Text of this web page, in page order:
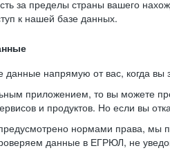
за пределы страны вашего
к нашей базе данных.
напрямую от вас, когда
приложением, то вы можете
и продуктов. Но если вы
нормами права, мы
данные в ЕГРЮЛ, не